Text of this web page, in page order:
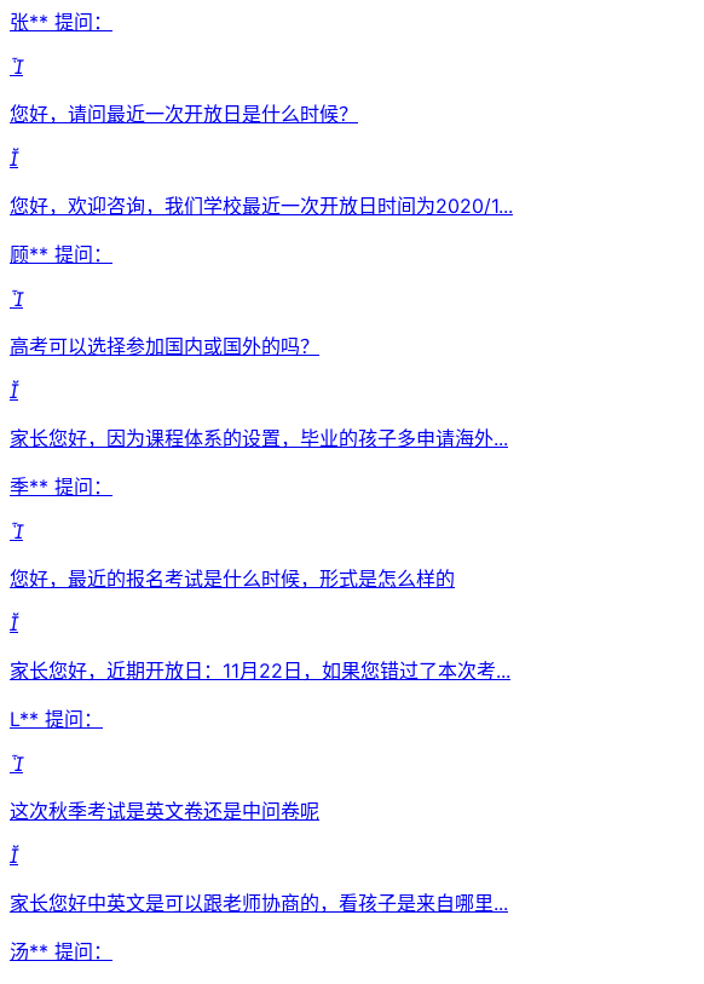
张** 提问：

您好，请问最近一次开放日是什么时候？

您好，欢迎咨询，我们学校最近一次开放日时间为2020/1...
顾** 提问：

高考可以选择参加国内或国外的吗？

家长您好，因为课程体系的设置，毕业的孩子多申请海外...
季** 提问：

您好，最近的报名考试是什么时候，形式是怎么样的

家长您好，近期开放日：11月22日，如果您错过了本次考...
L** 提问：

这次秋季考试是英文卷还是中问卷呢

家长您好中英文是可以跟老师协商的，看孩子是来自哪里...
汤** 提问：